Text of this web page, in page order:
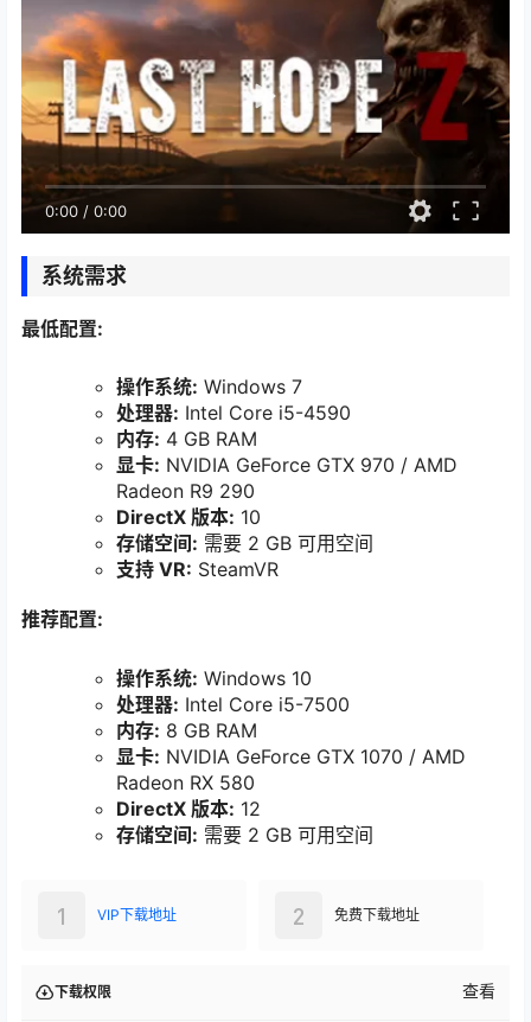
0:00 / 0:00
系统需求
最低配置:
操作系统: Windows 7
处理器: Intel Core i5-4590
内存: 4 GB RAM
显卡: NVIDIA GeForce GTX 970 / AMD
Radeon R9 290
DirectX 版本: 10
存储空间: 需要 2 GB 可用空间
支持 VR: SteamVR
推荐配置:
操作系统: Windows 10
处理器: Intel Core i5-7500
内存: 8 GB RAM
显卡: NVIDIA GeForce GTX 1070 / AMD
Radeon RX 580
DirectX 版本: 12
存储空间: 需要 2 GB 可用空间
VIP下载地址
1 免费下载地址
2
下载权限 查看